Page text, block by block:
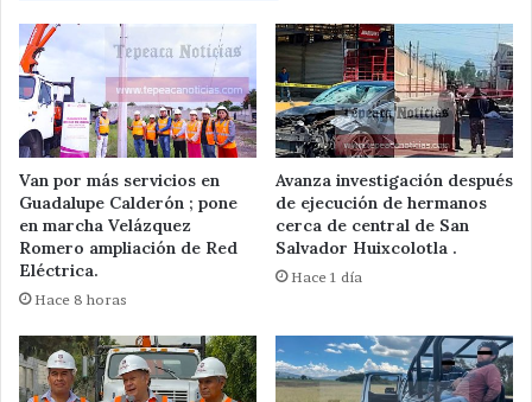
Van por más servicios en
Guadalupe Calderón ; pone
en marcha Velázquez
Romero ampliación de Red
Eléctrica.
Hace 8 horas
Avanza investigación después
de ejecución de hermanos
cerca de central de San
Salvador Huixcolotla .
Hace 1 día